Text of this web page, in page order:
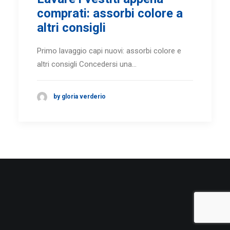
comprati: assorbi colore a
altri consigli
Primo lavaggio capi nuovi: assorbi colore e
altri consigli Concedersi una…
by gloria verderio